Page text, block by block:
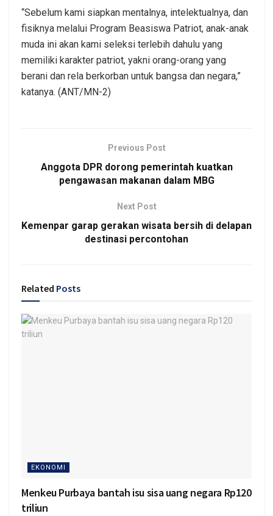
“Sebelum kami siapkan mentalnya, intelektualnya, dan
fisiknya melalui Program Beasiswa Patriot, anak-anak
muda ini akan kami seleksi terlebih dahulu yang
memiliki karakter patriot, yakni orang-orang yang
berani dan rela berkorban untuk bangsa dan negara,”
katanya. (ANT/MN-2)
Previous Post
Anggota DPR dorong pemerintah kuatkan
pengawasan makanan dalam MBG
Next Post
Kemenpar garap gerakan wisata bersih di delapan
destinasi percontohan
Related Posts
EKONOMI
Menkeu Purbaya bantah isu sisa uang negara Rp120
triliun